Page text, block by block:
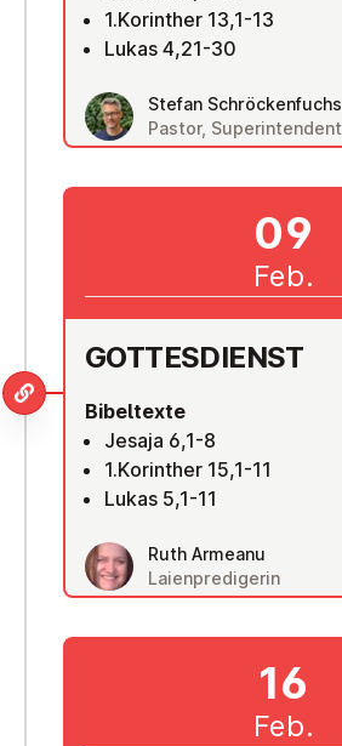
1.Korinther 13,1-13
Lukas 4,21-30
Stefan Schröckenfuchs
Pastor, Superintendent
GOT­TES­DIENST
Bibeltexte
Jesaja 6,1-8
1.Korinther 15,1-11
Lukas 5,1-11
Ruth Armeanu
Laienpredigerin
09
Feb.
16
Feb.